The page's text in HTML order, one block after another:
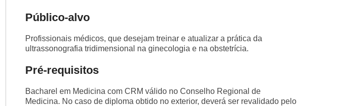
Público-alvo
Profissionais médicos, que desejam treinar e atualizar a prática da
ultrassonografia tridimensional na ginecologia e na obstetrícia.
Pré-requisitos
Bacharel em Medicina com CRM válido no Conselho Regional de
Medicina. No caso de diploma obtido no exterior, deverá ser revalidado pelo